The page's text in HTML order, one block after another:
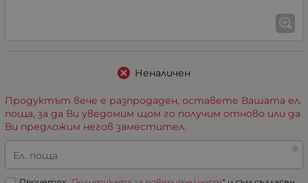
Неналичен
Продуктът вече е разпродаден, оставете Вашата ел.
поща, за да Ви уведомим щом го получим отново или да
Ви предложим негов заместител.
Ел. поща